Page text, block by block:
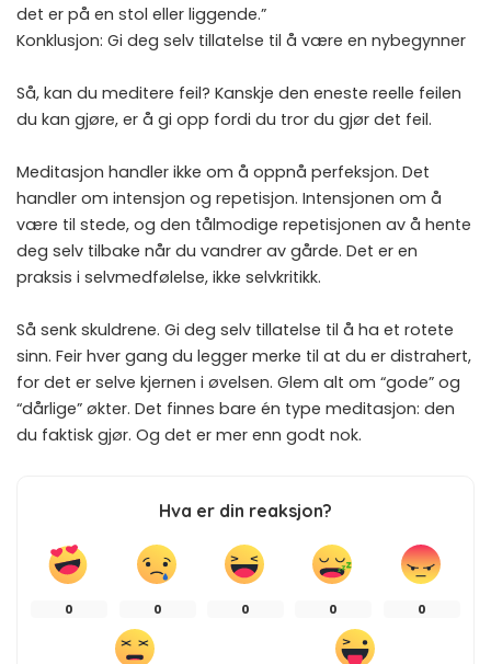
det er på en stol eller liggende.”
Konklusjon: Gi deg selv tillatelse til å være en nybegynner
Så, kan du meditere feil? Kanskje den eneste reelle feilen
du kan gjøre, er å gi opp fordi du tror du gjør det feil.
Meditasjon handler ikke om å oppnå perfeksjon. Det
handler om intensjon og repetisjon. Intensjonen om å
være til stede, og den tålmodige repetisjonen av å hente
deg selv tilbake når du vandrer av gårde. Det er en
praksis i selvmedfølelse, ikke selvkritikk.
Så senk skuldrene. Gi deg selv tillatelse til å ha et rotete
sinn. Feir hver gang du legger merke til at du er distrahert,
for det er selve kjernen i øvelsen. Glem alt om “gode” og
“dårlige” økter. Det finnes bare én type meditasjon: den
du faktisk gjør. Og det er mer enn godt nok.
Hva er din reaksjon?
0 0 0 0 0